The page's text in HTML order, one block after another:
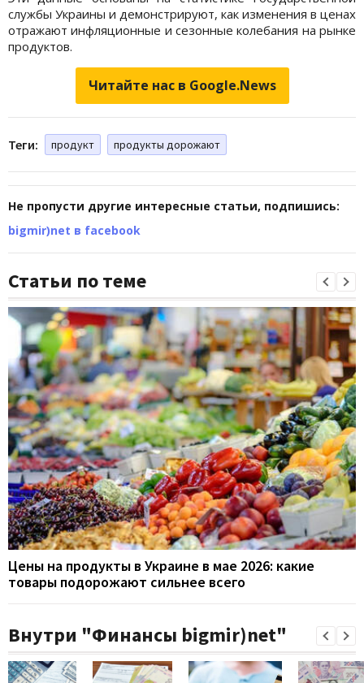
службы Украины и демонстрируют, как изменения в ценах
отражают инфляционные и сезонные колебания на рынке
продуктов.
Читайте нас в Google.News
Теги: продукт продукты дорожают
Не пропусти другие интересные статьи, подпишись:
bigmir)net в facebook
Статьи по теме
Цены на продукты в Украине в мае 2026: какие
товары подорожают сильнее всего
Внутри "Финансы bigmir)net"